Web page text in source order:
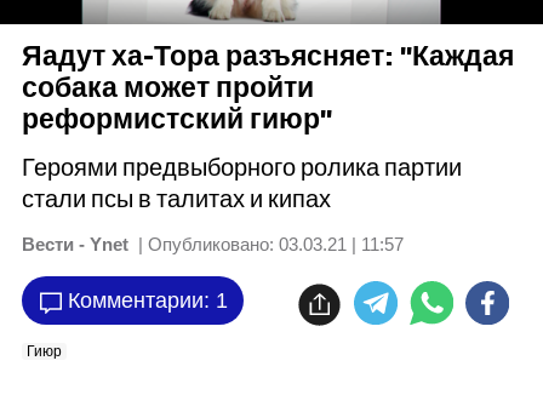
Яадут ха-Тора разъясняет: "Каждая
собака может пройти
реформистский гиюр"
Героями предвыборного ролика партии
стали псы в талитах и кипах
Вести - Ynet | Опубликовано: 03.03.21 | 11:57
Комментарии: 1
Гиюр